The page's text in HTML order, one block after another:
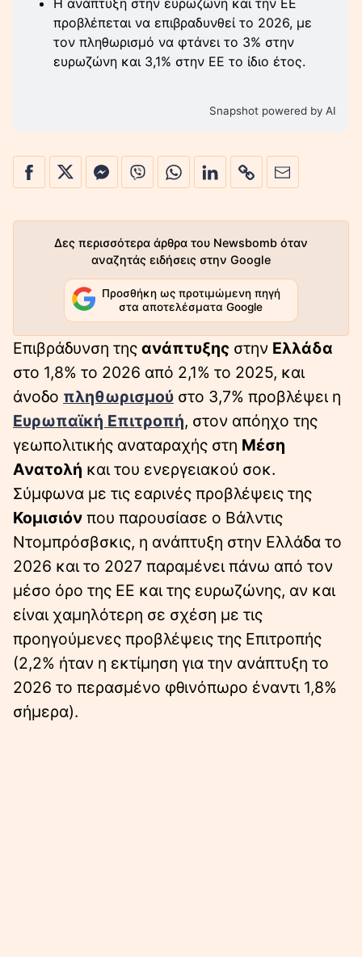
Η ανάπτυξη στην ευρωζώνη και την ΕΕ
προβλέπεται να επιβραδυνθεί το 2026, με
τον πληθωρισμό να φτάνει το 3% στην
ευρωζώνη και 3,1% στην ΕΕ το ίδιο έτος.
Snapshot powered by AI
Δες περισσότερα άρθρα του Newsbomb όταν
αναζητάς ειδήσεις στην Google
Προσθήκη ως προτιμώμενη πηγή
στα αποτελέσματα Google
Επιβράδυνση της ανάπτυξης στην Ελλάδα
στο 1,8% το 2026 από 2,1% το 2025, και
άνοδο πληθωρισμού στο 3,7% προβλέψει η
Ευρωπαϊκή Επιτροπή, στον απόηχο της
γεωπολιτικής αναταραχής στη Μέση
Ανατολή και του ενεργειακού σοκ.
Σύμφωνα με τις εαρινές προβλέψεις της
Κομισιόν που παρουσίασε ο Βάλντις
Ντομπρόσβσκις, η ανάπτυξη στην Ελλάδα το
2026 και το 2027 παραμένει πάνω από τον
μέσο όρο της ΕΕ και της ευρωζώνης, αν και
είναι χαμηλότερη σε σχέση με τις
προηγούμενες προβλέψεις της Επιτροπής
(2,2% ήταν η εκτίμηση για την ανάπτυξη το
2026 το περασμένο φθινόπωρο έναντι 1,8%
σήμερα).